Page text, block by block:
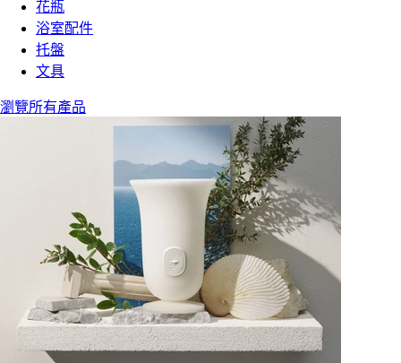
花瓶
浴室配件
托盤
文具
瀏覽所有產品